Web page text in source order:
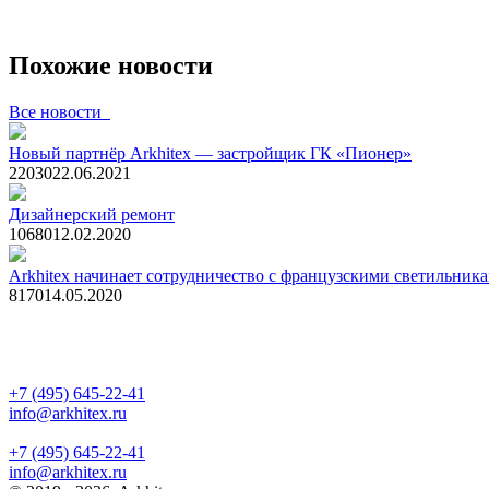
Похожие новости
Все новости
Новый партнёр Arkhitex — застройщик ГК «Пионер»
2203022.06.2021
Дизайнерский ремонт
1068012.02.2020
Arkhitex начинает сотрудничество с французскими
817014.05.2020
+7 (495) 645-22-41
info@arkhitex.ru
+7 (495) 645-22-41
info@arkhitex.ru